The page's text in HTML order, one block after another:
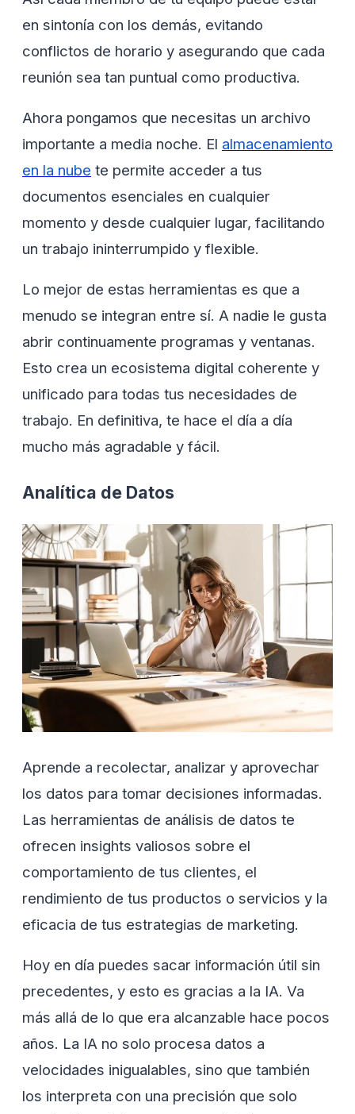
en sintonía con los demás, evitando
conflictos de horario y asegurando que cada
reunión sea tan puntual como productiva.
Ahora pongamos que necesitas un archivo
importante a media noche. El almacenamiento
en la nube te permite acceder a tus
documentos esenciales en cualquier
momento y desde cualquier lugar, facilitando
un trabajo ininterrumpido y flexible.
Lo mejor de estas herramientas es que a
menudo se integran entre sí. A nadie le gusta
abrir continuamente programas y ventanas.
Esto crea un ecosistema digital coherente y
unificado para todas tus necesidades de
trabajo. En definitiva, te hace el día a día
mucho más agradable y fácil.
Analítica de Datos
Aprende a recolectar, analizar y aprovechar
los datos para tomar decisiones informadas.
Las herramientas de análisis de datos te
ofrecen insights valiosos sobre el
comportamiento de tus clientes, el
rendimiento de tus productos o servicios y la
eficacia de tus estrategias de marketing.
Hoy en día puedes sacar información útil sin
precedentes, y esto es gracias a la IA. Va
más allá de lo que era alcanzable hace pocos
años. La IA no solo procesa datos a
velocidades inigualables, sino que también
los interpreta con una precisión que solo